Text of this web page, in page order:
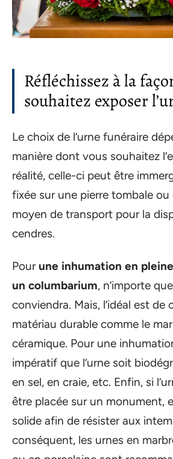
Réfléchissez à la
souhaitez exposer
Le choix de l’urne funéraire
manière dont vous souhaitez
réalité, celle-ci peut être
fixée sur une pierre tombale
moyen de transport pour la
cendres.
Pour une inhumation en
un columbarium, n’importe
conviendra. Mais, l’idéal est de
matériau durable comme le
céramique. Pour une
impératif que l’urne soit
en sel, en craie, etc. Enfin, si
être placée sur un monument,
solide afin de résister aux
conséquent, les urnes en